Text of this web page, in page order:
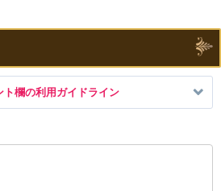
ト欄の利用ガイドライン
場合によってはコメント削除や書き込み制